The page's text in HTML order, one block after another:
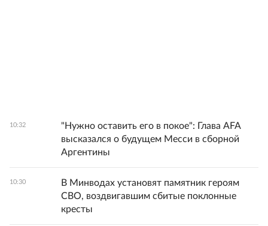
10:32
"Нужно оставить его в покое": Глава AFA
высказался о будущем Месси в сборной
Аргентины
10:30
В Минводах установят памятник героям
СВО, воздвигавшим сбитые поклонные
кресты